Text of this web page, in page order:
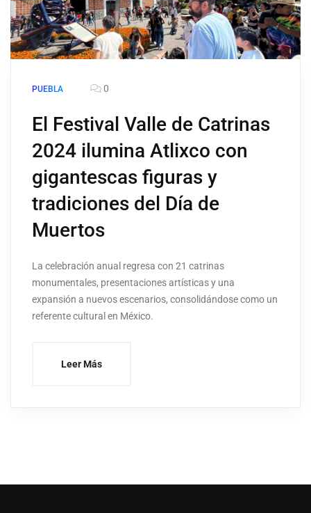
PUEBLA 0
El Festival Valle de Catrinas
2024 ilumina Atlixco con
gigantescas figuras y
tradiciones del Día de
Muertos
La celebración anual regresa con 21 catrinas
monumentales, presentaciones artísticas y una
expansión a nuevos escenarios, consolidándose como un
referente cultural en México.
Leer Más